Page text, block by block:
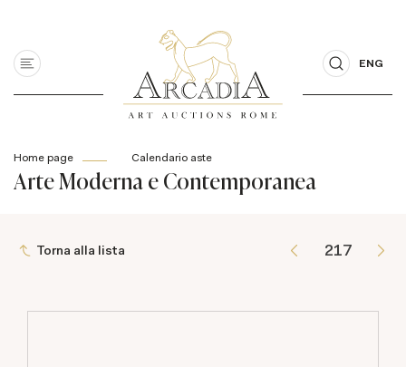
ENG
Home page Calendario aste
Arte Moderna e Contemporanea
Torna alla lista